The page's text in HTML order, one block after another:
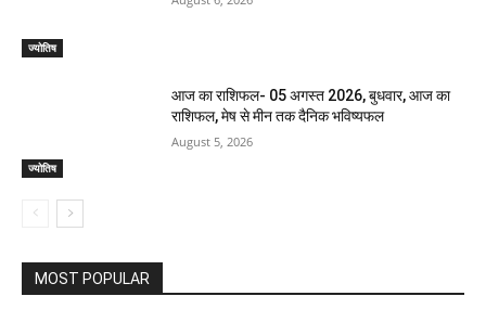
ज्योतिष
ज्योतिष
आज का राशिफल- 05 अगस्त 2026, बुधवार, आज का
राशिफल, मेष से मीन तक दैनिक भविष्यफल
August 5, 2026
MOST POPULAR